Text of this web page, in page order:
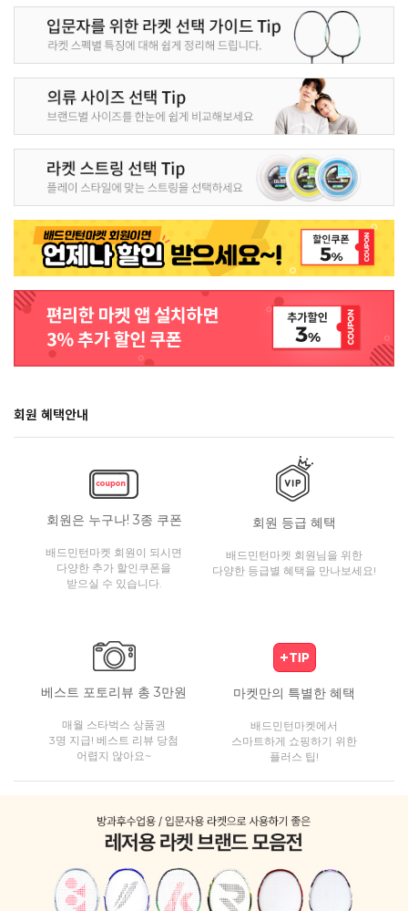
회원 혜택안내
회원은 누구나! 3종 쿠폰
배드민턴마켓 회원이 되시면
다양한 추가 할인쿠폰을
받으실 수 있습니다.
회원 등급 혜택
배드민턴마켓 회원님을 위한
다양한 등급별 혜택을 만나보세요!
베스트 포토리뷰 총 3만원
매월 스타벅스 상품권
3명 지급! 베스트 리뷰 당첨
어렵지 않아요~
마켓만의 특별한 혜택
배드민턴마켓에서
스마트하게 쇼핑하기 위한
플러스 팁!